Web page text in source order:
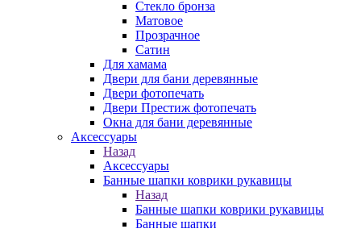
Стекло бронза
Матовое
Прозрачное
Сатин
Для хамама
Двери для бани деревянные
Двери фотопечать
Двери Престиж фотопечать
Окна для бани деревянные
Аксессуары
Назад
Аксессуары
Банные шапки коврики рукавицы
Назад
Банные шапки коврики рукавицы
Банные шапки